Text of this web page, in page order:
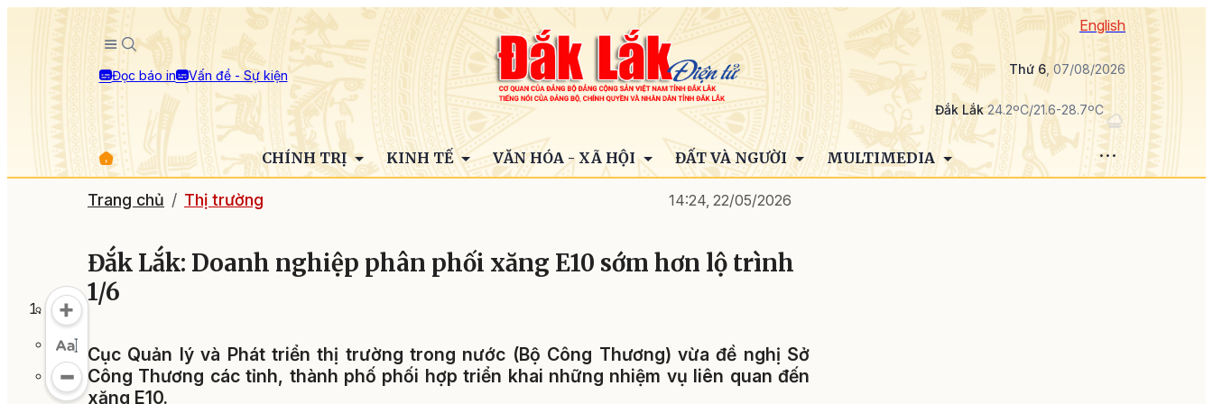
Đọc báo in Vấn đề - Sự kiện
English
Thứ 6, 07/08/2026
Đắk Lắk24.2ºC/21.6-28.7ºC
CHÍNH TRỊ KINH TẾ VĂN HÓA - XÃ HỘI ĐẤT VÀ NGƯỜI MULTIMEDIA
Trang chủ Thị trường 14:24, 22/05/2026
Đắk Lắk: Doanh nghiệp phân phối xăng E10 sớm hơn lộ trình
1/6
Cục Quản lý và Phát triển thị trường trong nước (Bộ Công Thương) vừa đề nghị Sở
Công Thương các tỉnh, thành phố phối hợp triển khai những nhiệm vụ liên quan đến
xăng E10.